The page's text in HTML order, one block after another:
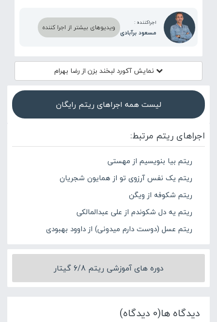
اجراکننده :
مسعود برآبادی
ویدیوهای بیشتر از اجرا کننده
نمایش آکورد لبخند بزن از رضا بهرام
لیست همه اجراهای ریتم رایگان
اجراهای ریتم مرتبط:
ریتم بیا بنویسیم از مهستی
ریتم یک نفس آرزوی تو از همایون شجریان
ریتم شکوفه از ویگن
ریتم یه دل شکوندم از علی عبدالمالکی
ریتم عسل (دوست دارم میدونی) از داوود بهبودی
دوره های آموزشی ریتم 6/8 گیتار
دیدگاه ها(0 دیدگاه)